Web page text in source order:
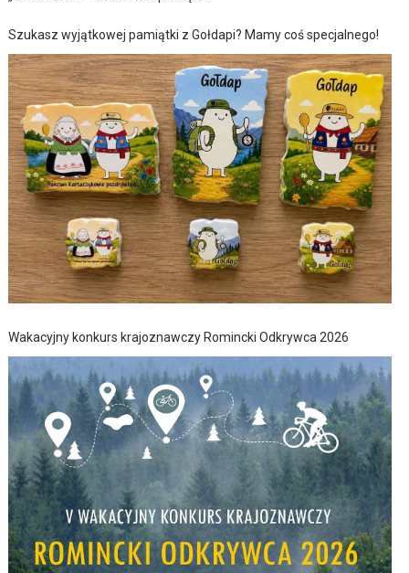
Szukasz wyjątkowej pamiątki z Gołdapi? Mamy coś specjalnego!
Wakacyjny konkurs krajoznawczy Romincki Odkrywca 2026